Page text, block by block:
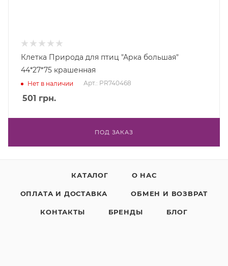
Клетка Природа для птиц "Арка большая"
44*27*75 крашенная
Нет в наличии Арт.: PR740468
501 грн.
ПОД ЗАКАЗ
КАТАЛОГ О НАС
ОПЛАТА И ДОСТАВКА ОБМЕН И ВОЗВРАТ
КОНТАКТЫ БРЕНДЫ БЛОГ